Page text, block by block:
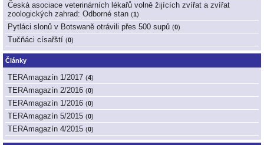
Česká asociace veterinárních lékařů volně žijících zvířat a zvířat
zoologických zahrad: Odborné stan (1 )
Pytláci slonů v Botswaně otrávili přes 500 supů (0)
Tučňáci císařští (0)
Články
TERAmagazín 1/2017 (4)
TERAmagazín 2/2016 (0)
TERAmagazín 1/2016 (0)
TERAmagazín 5/2015 (0)
TERAmagazín 4/2015 (0)